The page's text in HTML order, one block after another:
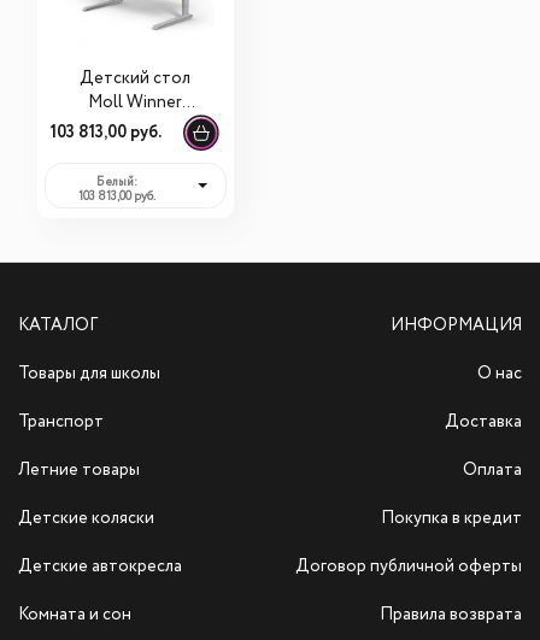
Детский стол
Moll Winner
Comfort
103 813,00 руб.
Белый:
103 813,00 руб.
КАТАЛОГ
Товары для школы
Транспорт
Летние товары
Детские коляски
Детские автокресла
Комната и сон
ИНФОРМАЦИЯ
О нас
Доставка
Оплата
Покупка в кредит
Договор публичной оферты
Правила возврата